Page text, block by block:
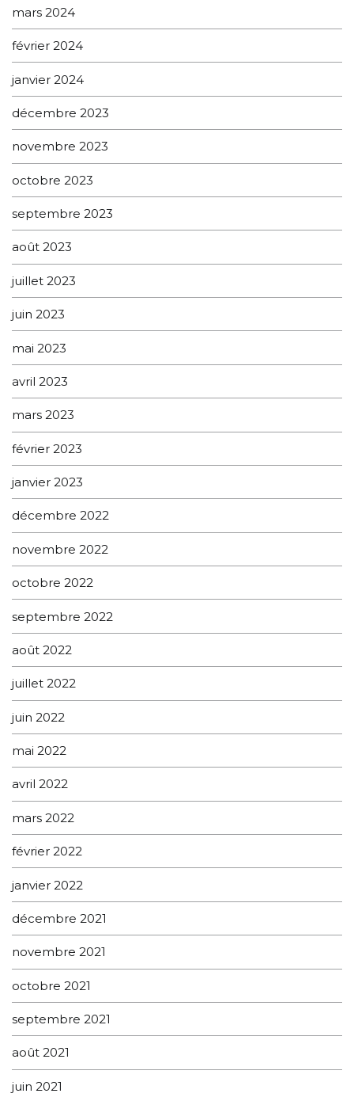
mars 2024
février 2024
janvier 2024
décembre 2023
novembre 2023
octobre 2023
septembre 2023
août 2023
juillet 2023
juin 2023
mai 2023
avril 2023
mars 2023
février 2023
janvier 2023
décembre 2022
novembre 2022
octobre 2022
septembre 2022
août 2022
juillet 2022
juin 2022
mai 2022
avril 2022
mars 2022
février 2022
janvier 2022
décembre 2021
novembre 2021
octobre 2021
septembre 2021
août 2021
juin 2021